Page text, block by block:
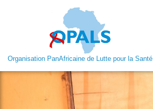
Organisation PanAfricaine de Lutte pour la Santé